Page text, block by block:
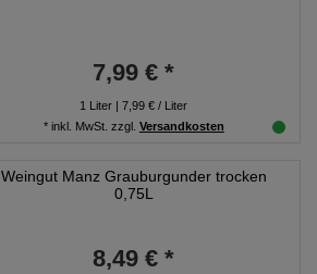
7,99 € *
1 Liter | 7,99 € / Liter
* inkl. MwSt. zzgl. Versandkosten
Weingut Manz Grauburgunder trocken
0,75L
8,49 € *